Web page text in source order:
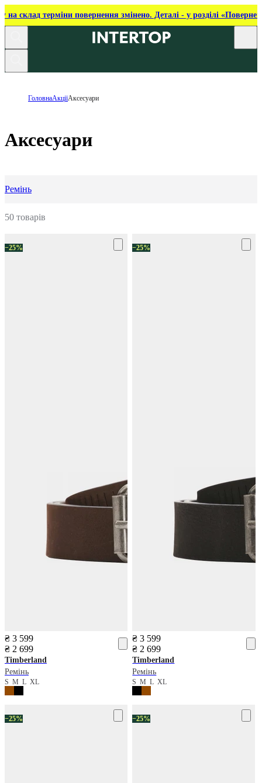
на склад терміни повернення змінено. Деталі - у розділі
ГоловнаАкціїАксесуари
Аксесуари
Ремінь
50 товарів
−25%
₴ 3 599
₴ 2 699
Timberland
Ремінь
S M L XL
−25%
₴ 3 599
₴ 2 699
Timberland
Ремінь
SMLXL
−25% −25%